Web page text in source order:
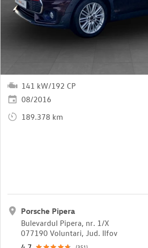
141 kW/192 CP
08/2016
189.378 km
Porsche Pipera
Bulevardul Pipera, nr. 1/X
077190 Voluntari, Jud. Ilfov